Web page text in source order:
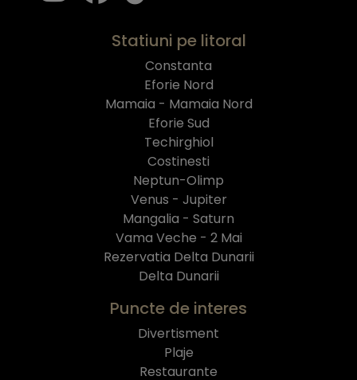
Statiuni pe litoral
Constanta
Eforie Nord
Mamaia - Mamaia Nord
Eforie Sud
Techirghiol
Costinesti
Neptun-Olimp
Venus - Jupiter
Mangalia - Saturn
Vama Veche - 2 Mai
Rezervatia Delta Dunarii
Delta Dunarii
Puncte de interes
Divertisment
Plaje
Restaurante